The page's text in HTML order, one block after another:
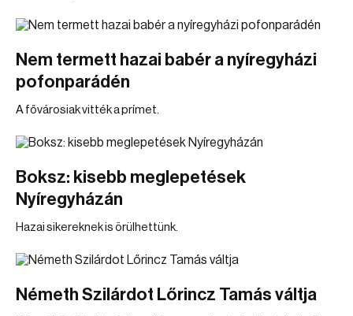
Nem termett hazai babér a nyíregyházi
pofonparádén
A fővárosiak vitték a prímet.
Boksz: kisebb meglepetések
Nyíregyházán
Hazai sikereknek is örülhettünk.
Németh Szilárdot Lőrincz Tamás váltja